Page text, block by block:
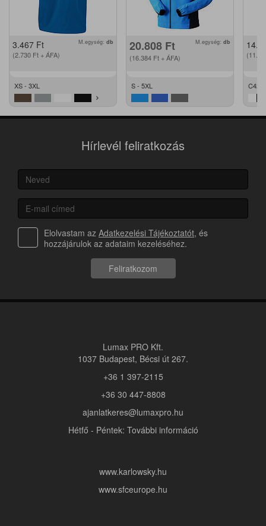
3.467 Ft
(2.730 Ft + ÁFA)
M.egység: db
XS - 3XL
20.808 Ft
(16.384 Ft + ÁFA)
M.egység: db
S - 5XL C42 -
Hírlevél feliratkozás
Elolvastam az Adatkezelési Tájékoztatót, és
hozzájárulok az adataim kezeléséhez.
Feliratkozom
Lumax PRO Kft.
1037 Budapest, Bécsi út 267.
+36 1 397-2115
+36 30 447-8808
ajanlatkeres@lumaxpro.hu
Hétfő - Péntek: További információ
www.karlowsky.hu
www.sfceurope.hu